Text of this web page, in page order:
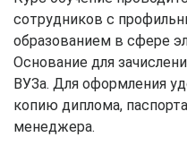
сотрудников с
образованием в сфере
Основание для
ВУЗа. Для оформления
копию диплома,
менеджера.